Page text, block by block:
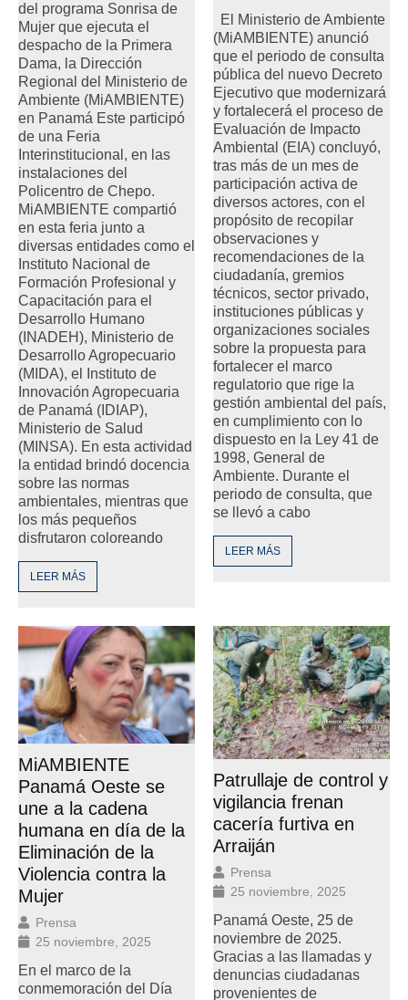
del programa Sonrisa de
Mujer que ejecuta el
despacho de la Primera
Dama, la Dirección
Regional del Ministerio de
Ambiente (MiAMBIENTE)
en Panamá Este participó
de una Feria
Interinstitucional, en las
instalaciones del
Policentro de Chepo.
MiAMBIENTE compartió
en esta feria junto a
diversas entidades como el
Instituto Nacional de
Formación Profesional y
Capacitación para el
Desarrollo Humano
(INADEH), Ministerio de
Desarrollo Agropecuario
(MIDA), el Instituto de
Innovación Agropecuaria
de Panamá (IDIAP),
Ministerio de Salud
(MINSA). En esta actividad
la entidad brindó docencia
sobre las normas
ambientales, mientras que
los más pequeños
disfrutaron coloreando
LEER MÁS
El Ministerio de Ambiente
(MiAMBIENTE) anunció
que el periodo de consulta
pública del nuevo Decreto
Ejecutivo que modernizará
y fortalecerá el proceso de
Evaluación de Impacto
Ambiental (EIA) concluyó,
tras más de un mes de
participación activa de
diversos actores, con el
propósito de recopilar
observaciones y
recomendaciones de la
ciudadanía, gremios
técnicos, sector privado,
instituciones públicas y
organizaciones sociales
sobre la propuesta para
fortalecer el marco
regulatorio que rige la
gestión ambiental del país,
en cumplimiento con lo
dispuesto en la Ley 41 de
1998, General de
Ambiente. Durante el
periodo de consulta, que
se llevó a cabo
LEER MÁS
MiAMBIENTE
Panamá Oeste se
une a la cadena
humana en día de la
Eliminación de la
Violencia contra la
Mujer
Prensa
25 noviembre, 2025
En el marco de la
conmemoración del Día
Patrullaje de control y
vigilancia frenan
cacería furtiva en
Arraiján
Prensa
25 noviembre, 2025
Panamá Oeste, 25 de
noviembre de 2025.
Gracias a las llamadas y
denuncias ciudadanas
provenientes de